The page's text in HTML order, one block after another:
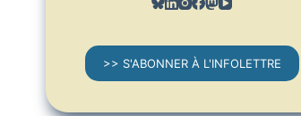
>> S'ABONNER À L'INFOLETTRE